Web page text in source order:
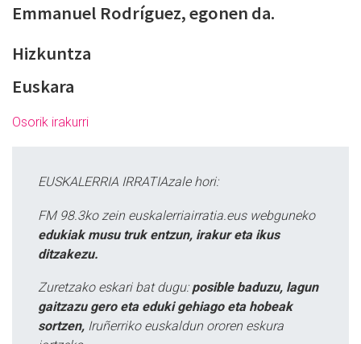
Emmanuel Rodríguez, egonen da.
Hizkuntza
Euskara
Osorik irakurri
EUSKALERRIA IRRATIAzale hori:
FM 98.3ko zein euskalerriairratia.eus webguneko
edukiak musu truk entzun, irakur eta ikus
ditzakezu.
Zuretzako eskari bat dugu: posible baduzu, lagun
gaitzazu gero eta eduki gehiago eta hobeak
sortzen, Iruñerriko euskaldun ororen eskura